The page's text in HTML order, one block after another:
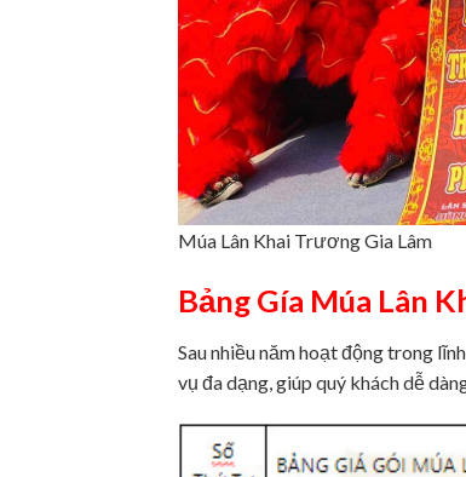
Múa Lân Khai Trương Gia Lâm
Bảng Gía Múa Lân
Sau nhiều năm hoạt động trong
vụ đa dạng, giúp quý khách dễ